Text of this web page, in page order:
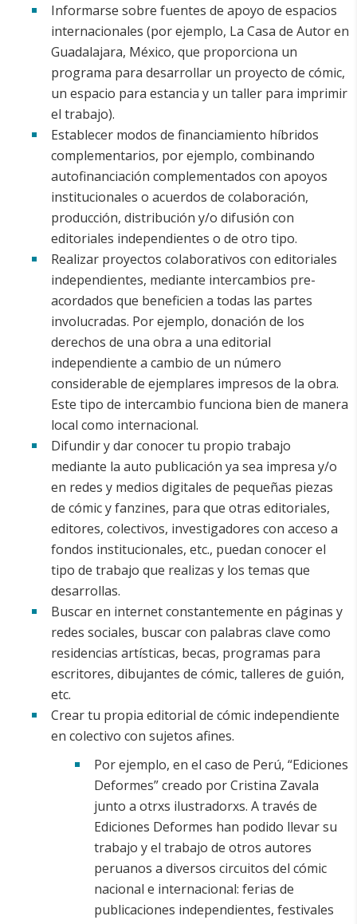
Informarse sobre fuentes de apoyo de espacios
internacionales (por ejemplo, La Casa de Autor en
Guadalajara, México, que proporciona un
programa para desarrollar un proyecto de cómic,
un espacio para estancia y un taller para imprimir
el trabajo).
Establecer modos de financiamiento híbridos
complementarios, por ejemplo, combinando
autofinanciación complementados con apoyos
institucionales o acuerdos de colaboración,
producción, distribución y/o difusión con
editoriales independientes o de otro tipo.
Realizar proyectos colaborativos con editoriales
independientes, mediante intercambios pre-
acordados que beneficien a todas las partes
involucradas. Por ejemplo, donación de los
derechos de una obra a una editorial
independiente a cambio de un número
considerable de ejemplares impresos de la obra.
Este tipo de intercambio funciona bien de manera
local como internacional.
Difundir y dar conocer tu propio trabajo
mediante la auto publicación ya sea impresa y/o
en redes y medios digitales de pequeñas piezas
de cómic y fanzines, para que otras editoriales,
editores, colectivos, investigadores con acceso a
fondos institucionales, etc., puedan conocer el
tipo de trabajo que realizas y los temas que
desarrollas.
Buscar en internet constantemente en páginas y
redes sociales, buscar con palabras clave como
residencias artísticas, becas, programas para
escritores, dibujantes de cómic, talleres de guión,
etc.
Crear tu propia editorial de cómic independiente
en colectivo con sujetos afines.
Por ejemplo, en el caso de Perú, “Ediciones
Deformes” creado por Cristina Zavala
junto a otrxs ilustradorxs. A través de
Ediciones Deformes han podido llevar su
trabajo y el trabajo de otros autores
peruanos a diversos circuitos del cómic
nacional e internacional: ferias de
publicaciones independientes, festivales